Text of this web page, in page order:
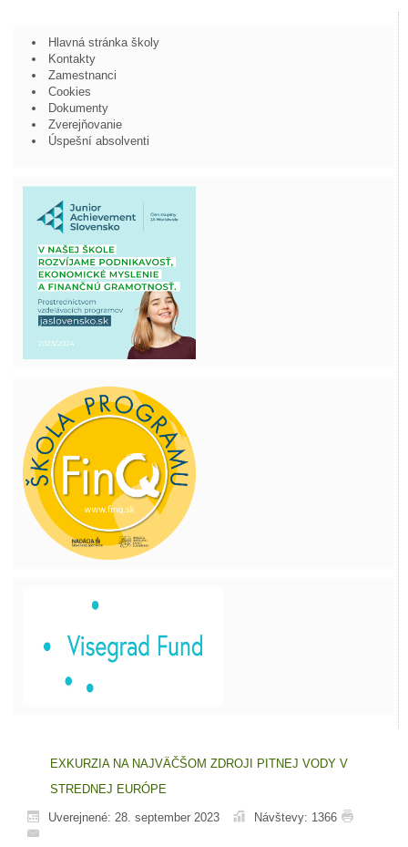
Hlavná stránka školy
Kontakty
Zamestnanci
Cookies
Dokumenty
Zverejňovanie
Úspešní absolventi
EXKURZIA NA NAJVÄČŠOM ZDROJI PITNEJ VODY V
STREDNEJ EURÓPE
Uverejnené: 28. september 2023 Návštevy: 1366